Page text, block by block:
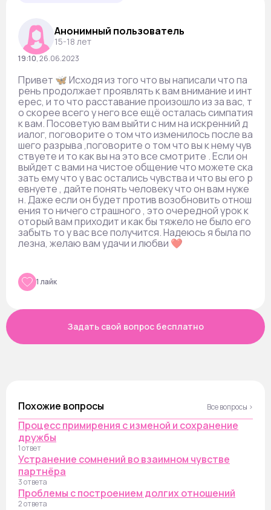
Анонимный пользователь
15-18 лет
19:10,26.06.2023
Привет 🦋 Исходя из того что вы написали что па
рень продолжает проявлять к вам внимание и инт
ерес, и то что расставание произошло из за вас, т
о скорее всего у него все ещё осталась симпатия
к вам. Посоветую вам выйти с ним на искренний д
иалог, поговорите о том что изменилось после ва
шего разрыва ,поговорите о том что вы к нему чув
ствуете и то как вы на это все смотрите . Если он
выйдет с вами на чистое общение что можете ска
зать ему что у вас остались чувства и что вы его р
евнуете , дайте понять человеку что он вам нуже
н. Даже если он будет против возобновить отнош
ения то ничего страшного , это очередной урок к
оторый вам приходит и как бы тяжело не было его
забыть то у вас все получится. Надеюсь я была по
лезна, желаю вам удачи и любви ❤️
1 лайк
Задать свой вопрос бесплатно
Похожие вопросы Все вопросы ›
Процесс примирения с изменой и сохранение
дружбы
1 ответ
Устранение сомнений во взаимном чувстве
партнёра
3 ответа
Проблемы с построением долгих отношений
2 ответа